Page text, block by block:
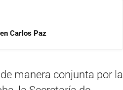
Carlos Paz
manera conjunta por la